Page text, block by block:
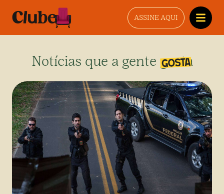
ASSINE AQUI
Notícias que a gente gosta